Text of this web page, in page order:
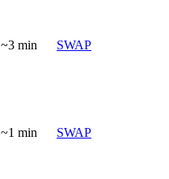
~3 min SWAP
~1 min SWAP